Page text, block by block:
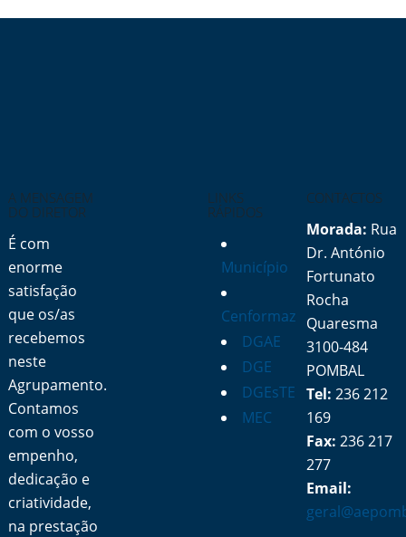
A MENSAGEM
DO DIRETOR
É com
enorme
satisfação
que os/as
recebemos
neste
Agrupamento.
Contamos
com o vosso
empenho,
dedicação e
criatividade,
na prestação
LINKS
RÁPIDOS
Município
Cenformaz
DGAE
DGE
DGEsTE
MEC
CONTACTOS
Morada: Rua
Dr. António
Fortunato
Rocha
Quaresma
3100-484
POMBAL
Tel: 236 212
169
Fax: 236 217
277
Email: